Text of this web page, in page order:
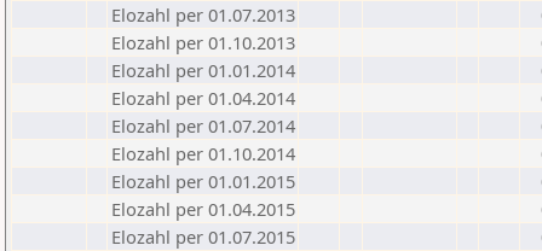
Elozahl per 01.07.2013
Elozahl per 01.10.2013
Elozahl per 01.01.2014
Elozahl per 01.04.2014
Elozahl per 01.07.2014
Elozahl per 01.10.2014
Elozahl per 01.01.2015
Elozahl per 01.04.2015
Elozahl per 01.07.2015